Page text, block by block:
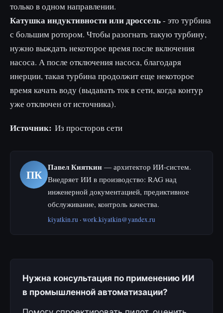
только в одном направлении.
Катушка индуктивности или дроссель- это турбина
с большим ротором. Чтобы разогнать такую турбину,
нужно выждать некоторое время после включения
насоса. А после отключения насоса, благодаря
инерции, такая турбина продолжит еще некоторое
время качать воду (выдавать ток в сети, когда контур
уже отключен от источника).
Источник: Из просторов сети
ПК
Павел Кияткин — архитектор ИИ-систем.
Внедряет ИИ в производство: RAG над
инженерной документацией, предиктивное
обслуживание, контроль качества.
kiyatkin.ru ·work.kiyatkin@yandex.ru
Нужна консультация по применению ИИ
в промышленной автоматизации?